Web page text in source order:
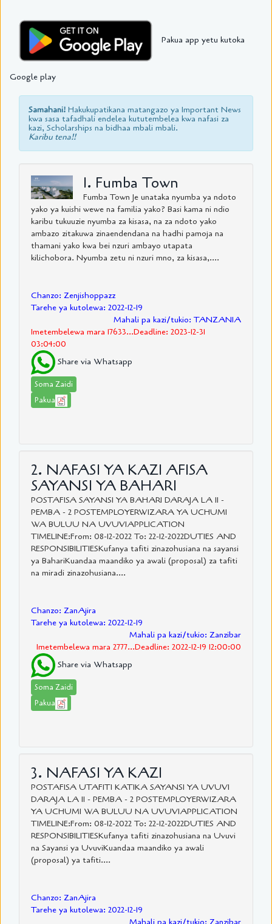
Pakua app yetu kutoka
Google play
Samahani! Hakukupatikana matangazo ya Important News
kwa sasa tafadhali endelea kututembelea kwa nafasi za
kazi, Scholarships na bidhaa mbali mbali.
Karibu tena!!
1. Fumba Town
Fumba Town Je unataka nyumba ya ndoto
yako ya kuishi wewe na familia yako? Basi kama ni ndio
karibu tukuuzie nyumba za kisasa, na za ndoto yako
ambazo zitakuwa zinaendendana na hadhi pamoja na
thamani yako kwa bei nzuri ambayo utapata
kilichobora. Nyumba zetu ni nzuri mno, za kisasa,....
Chanzo: Zenjishoppazz
Tarehe ya kutolewa: 2022-12-19
Mahali pa kazi/tukio: TANZANIA
Imetembelewa mara 17633...Deadline: 2023-12-31
03:04:00
Share via Whatsapp
Soma Zaidi
Pakua
2. NAFASI YA KAZI AFISA
SAYANSI YA BAHARI
POSTAFISA SAYANSI YA BAHARI DARAJA LA II -
PEMBA - 2 POSTEMPLOYERWIZARA YA UCHUMI
WA BULUU NA UVUVIAPPLICATION
TIMELINE:From: 08-12-2022 To: 22-12-2022DUTIES AND
RESPONSIBILITIESKufanya tafiti zinazohusiana na sayansi
ya BahariKuandaa maandiko ya awali (proposal) za tafiti
na miradi zinazohusiana....
Chanzo: ZanAjira
Tarehe ya kutolewa: 2022-12-19
Mahali pa kazi/tukio: Zanzibar
Imetembelewa mara 2777...Deadline: 2022-12-19 12:00:00
Share via Whatsapp
Soma Zaidi
Pakua
3. NAFASI YA KAZI
POSTAFISA UTAFITI KATIKA SAYANSI YA UVUVI
DARAJA LA II - PEMBA - 2 POSTEMPLOYERWIZARA
YA UCHUMI WA BULUU NA UVUVIAPPLICATION
TIMELINE:From: 08-12-2022 To: 22-12-2022DUTIES AND
RESPONSIBILITIESKufanya tafiti zinazohusiana na Uvuvi
na Sayansi ya UvuviKuandaa maandiko ya awali
(proposal) ya tafiti....
Chanzo: ZanAjira
Tarehe ya kutolewa: 2022-12-19